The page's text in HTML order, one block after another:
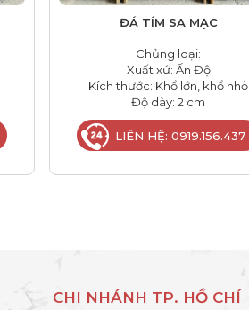
ĐÁ TÍM SA MẠC
Chủng loại:
Xuất xứ: Ấn Độ
Kích thước: Khổ lớn, khổ nhỏ
Độ dày: 2 cm
LIÊN HỆ: 0919.156.437
CHI NHÁNH TP. HỒ CHÍ